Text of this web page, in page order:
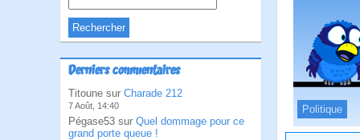
Derniers commentaires
Titoune sur Charade 212
7 Août, 14:40
Pégase53 sur Quel dommage pour ce
grand porte queue !
Politique